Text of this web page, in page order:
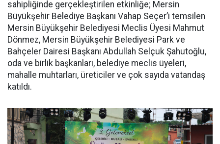
sahipliğinde gerçekleştirilen etkinliğe; Mersin
Büyükşehir Belediye Başkanı Vahap Seçer’i temsilen
Mersin Büyükşehir Belediyesi Meclis Üyesi Mahmut
Dönmez, Mersin Büyükşehir Belediyesi Park ve
Bahçeler Dairesi Başkanı Abdullah Selçuk Şahutoğlu,
oda ve birlik başkanları, belediye meclis üyeleri,
mahalle muhtarları, üreticiler ve çok sayıda vatandaş
katıldı.